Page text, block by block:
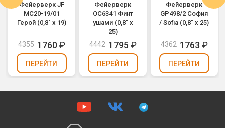
Фейерверк JF
MC20-19/01
Герой (0,8" х 19)
4355 1760₽
ПЕРЕЙТИ
Фейерверк
ОС6341 Финт
ушами (0,8" х
25)
4442 1795 ₽
ПЕРЕЙТИ
Фейерверк
GP498/2 София
/ Sofia (0,8" х 25)
4362 1763 ₽
ПЕРЕЙТИ